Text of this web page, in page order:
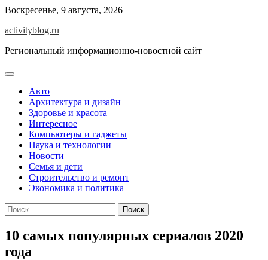
Skip
content
Воскресенье, 9 августа, 2026
activityblog.ru
Региональный информационно-новостной сайт
Авто
Архитектура и дизайн
Здоровье и красота
Интересное
Компьютеры и гаджеты
Наука и технологии
Новости
Семья и дети
Строительство и ремонт
Экономика и политика
Найти:
10 самых популярных сериалов 2020
года